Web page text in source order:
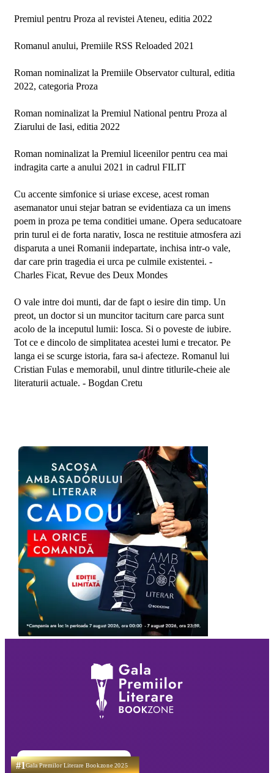
Premiul pentru Proza al revistei Ateneu, editia 2022
Romanul anului, Premiile RSS Reloaded 2021
Roman nominalizat la Premiile Observator cultural, editia
2022, categoria Proza
Roman nominalizat la Premiul National pentru Proza al
Ziarului de Iasi, editia 2022
Roman nominalizat la Premiul liceenilor pentru cea mai
indragita carte a anului 2021 in cadrul FILIT
Cu accente simfonice si uriase excese, acest roman
asemanator unui stejar batran se evidentiaza ca un imens
poem in proza pe tema conditiei umane. Opera seducatoare
prin turul ei de forta narativ, Iosca ne restituie atmosfera azi
disparuta a unei Romanii indepartate, inchisa intr-o vale,
dar care prin tragedia ei urca pe culmile existentei. -
Charles Ficat, Revue des Deux Mondes
O vale intre doi munti, dar de fapt o iesire din timp. Un
preot, un doctor si un muncitor taciturn care parca sunt
acolo de la inceputul lumii: Iosca. Si o poveste de iubire.
Tot ce e dincolo de simplitatea acestei lumi e trecator. Pe
langa ei se scurge istoria, fara sa-i afecteze. Romanul lui
Cristian Fulas e memorabil, unul dintre titlurile-cheie ale
literaturii actuale. - Bogdan Cretu
#1Gala Premilor Literare Bookzone 2025